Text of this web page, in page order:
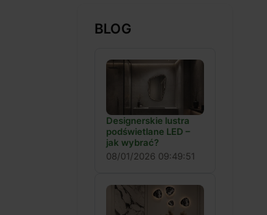
BLOG
Designerskie lustra
podświetlane LED –
jak wybrać?
08/01/2026 09:49:51